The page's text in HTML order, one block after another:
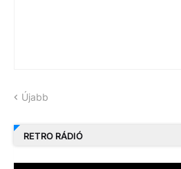
Újabb
RETRO RÁDIÓ